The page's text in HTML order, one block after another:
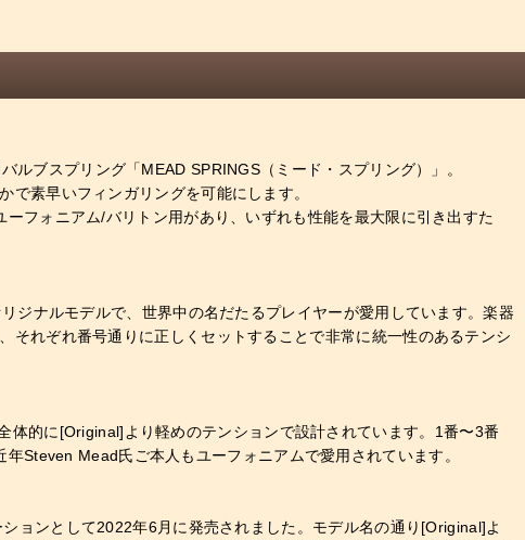
ブスプリング「MEAD SPRINGS（ミード・スプリング）」。
素早いフィンガリングを可能にします。
フォニアム/バリトン用があり、いずれも性能を最大限に引き出すた
ジナルモデルで、世界中の名だたるプレイヤーが愛用しています。楽器
れぞれ番号通りに正しくセットすることで非常に統一性のあるテンシ
体的に[Original]より軽めのテンションで設計されています。1番〜3番
Steven Mead氏ご本人もユーフォニアムで愛用されています。
ョンとして2022年6月に発売されました。モデル名の通り[Original]よ